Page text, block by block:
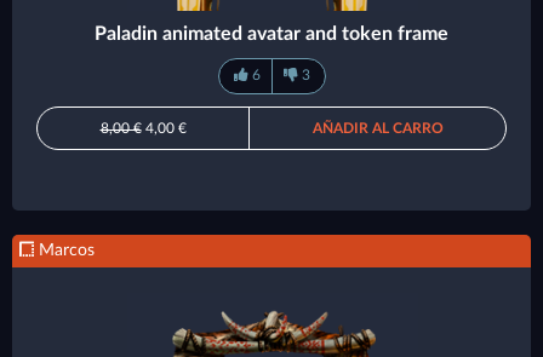
Paladin animated avatar and token frame
6 3
8,00 €4,00 € AÑADIR AL CARRO
Marcos